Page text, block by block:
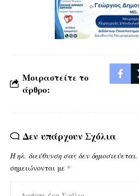
Μοιραστείτε το
άρθρο:
Δεν υπάρχουν Σχόλια
Η ηλ. διεύθυνση σας δεν δημοσιεύεται.
σημειώνονται με *